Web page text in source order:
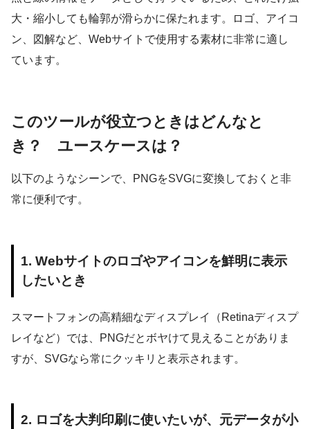
大・縮小しても輪郭が滑らかに保たれます。ロゴ、アイコ
ン、図解など、Webサイトで使用する素材に非常に適し
ています。
このツールが役立つときはどんなと
き？ ユースケースは？
以下のようなシーンで、PNGをSVGに変換しておくと非
常に便利です。
1. Webサイトのロゴやアイコンを鮮明に表示
したいとき
スマートフォンの高精細なディスプレイ（Retinaディスプ
レイなど）では、PNGだとボヤけて見えることがありま
すが、SVGなら常にクッキリと表示されます。
2. ロゴを大判印刷に使いたいが、元データが小